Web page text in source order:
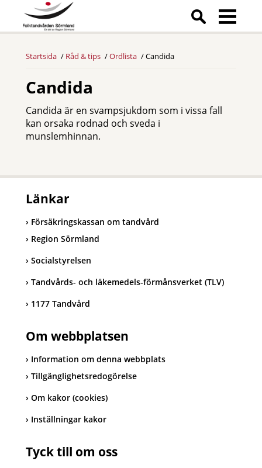
Startsida Råd & tips Ordlista Candida
Candida
Candida är en svampsjukdom som i vissa fall
kan orsaka rodnad och sveda i
munslemhinnan.
Länkar
Försäkringskassan om tandvård
Region Sörmland
Socialstyrelsen
Tandvårds- och läkemedels-förmånsverket (TLV)
1177 Tandvård
Om webbplatsen
Information om denna webbplats
Tillgänglighetsredogörelse
Om kakor (cookies)
Inställningar kakor
Tyck till om oss